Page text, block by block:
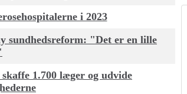
i 2023
sundhedsreform: "Det er en lille
1.700 læger og udvide